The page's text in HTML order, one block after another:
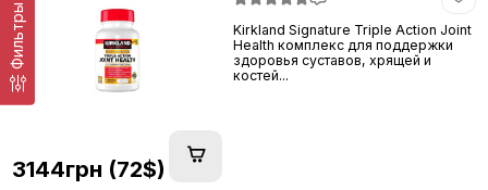
Фильтры
Kirkland Signature Triple Action Joint
Health комплекс для поддержки
здоровья суставов, хрящей и
костей...
3144грн (72$)